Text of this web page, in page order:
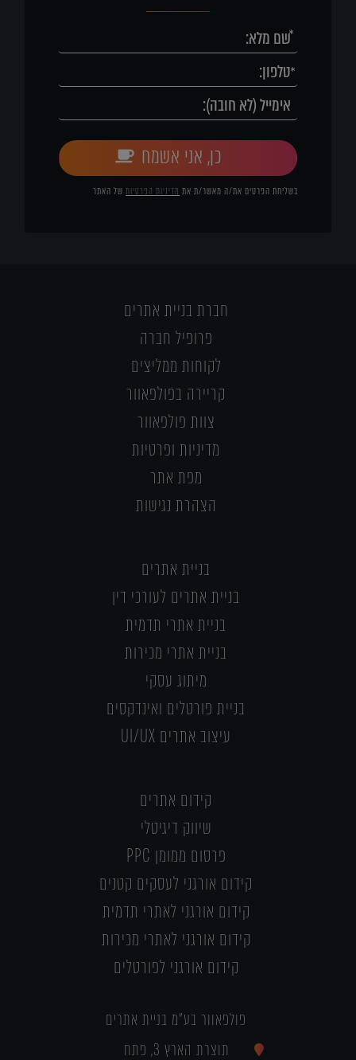
כן, אני אשמח
בשליחת הפרטים את/ה מאשר/ת את מדיניות הפרטיותשל האתר
חברת בניית אתרים
פרופיל חברה
לקוחות ממליצים
קריירה בפולפאוור
צוות פולפאוור
מדיניות ופרטיות
מפת אתר
הצהרת נגישות
בניית אתרים
בניית אתרים לעורכי דין
בניית אתרי תדמית
בניית אתרי מכירות
מיתוג עסקי
בניית פורטלים ואינדקסים
עיצוב אתרים UI/UX
קידום אתרים
שיווק דיגיטלי
פרסום ממומן PPC
קידום אורגני לעסקים קטנים
קידום אורגני לאתרי תדמית
קידום אורגני לאתרי מכירות
קידום אורגני לפורטלים
פולפאוור בע"מ בניית אתרים
תוצרת הארץ 3, פתח